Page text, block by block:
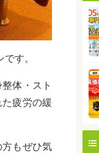
す。
体・スト
疲労の緩
もぜひ気